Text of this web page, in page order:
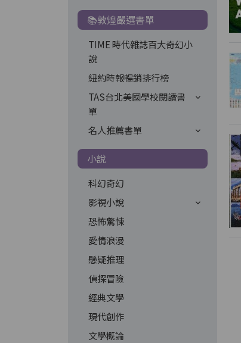
📚敦煌嚴選書單
TIME 時代雜誌百大奇幻小
說
紐約時報暢銷排行榜
TAS台北美國學校閱讀書
單
名人推薦書單
小說
科幻奇幻
影視小說
恐怖驚悚
愛情浪漫
懸疑推理
偵探冒險
經典文學
現代創作
文學概論